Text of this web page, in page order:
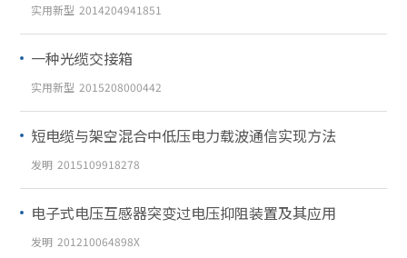
实用新型 2014204941851
一种光缆交接箱
实用新型 2015208000442
短电缆与架空混合中低压电力载波通信实现方法
发明 2015109918278
电子式电压互感器突变过电压抑阻装置及其应用
发明 201210064898X